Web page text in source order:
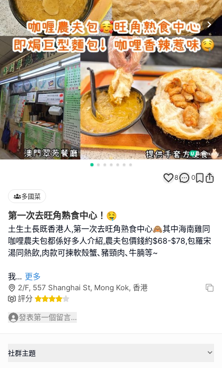
8 0
多國菜
第一次去旺角熟食中心！🤤
土生土長既香港人,第一次去旺角熟食中心🙈其中海南雞同
咖哩農夫包都係好多人介紹,農夫包價錢約$68-$78,包羅宋
湯同熱飲,肉款可揀軟殼蟹､豬頸肉､牛腩等~
我... 更多
2/F, 557 Shanghai St, Mong Kok, 香港
評分
發表第一個留言...
社群主題